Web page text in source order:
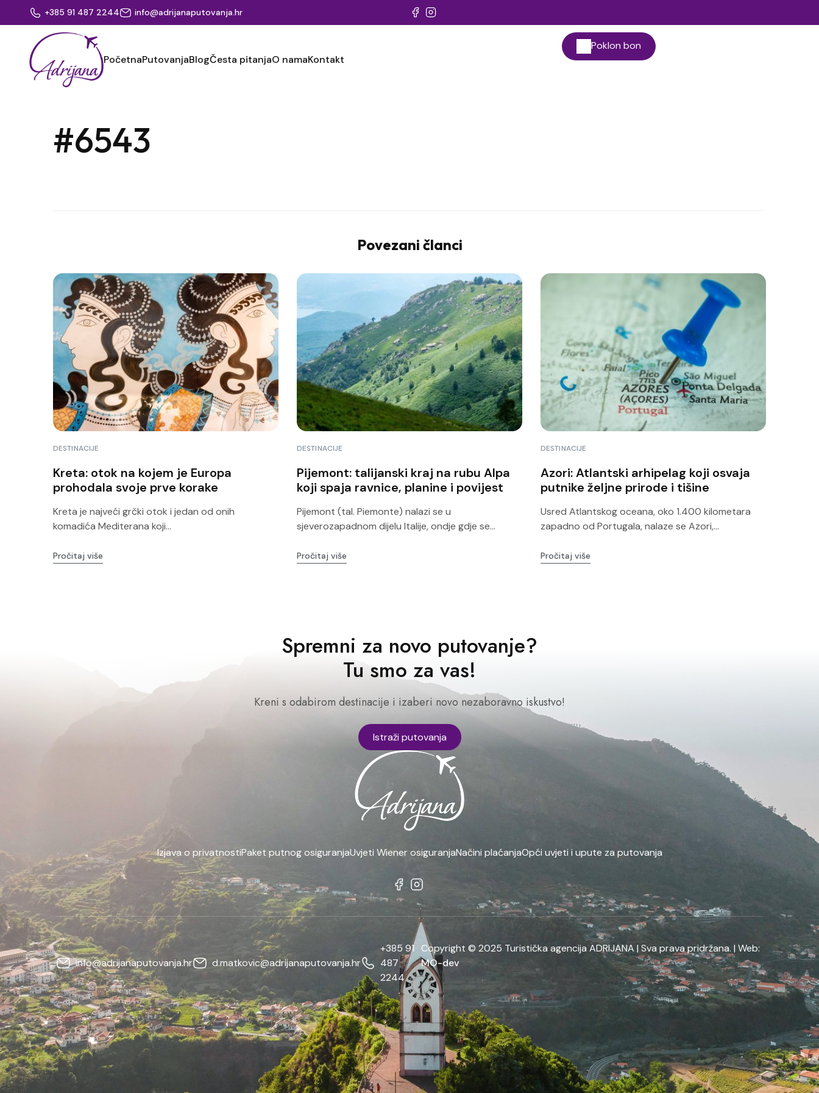
+385 91 487 2244 info@adrijanaputovanja.hr
PočetnaPutovanjaBlogČesta pitanjaO namaKontakt
Poklon bon
#6543
Povezani članci
DESTINACIJE
Kreta: otok na kojem je Europa
prohodala svoje prve korake
Kreta je najveći grčki otok i jedan od onih
komadića Mediterana koji...
Pročitaj više
DESTINACIJE
Pijemont: talijanski kraj na rubu Alpa
koji spaja ravnice, planine i povijest
Pijemont (tal. Piemonte) nalazi se u
sjeverozapadnom dijelu Italije, ondje gdje se...
Pročitaj više
DESTINACIJE
Azori: Atlantski arhipelag koji osvaja
putnike željne prirode i tišine
Usred Atlantskog oceana, oko 1.400 kilometara
zapadno od Portugala, nalaze se Azori,...
Pročitaj više
Spremni za novo putovanje?
Tu smo za vas!
Kreni s odabirom destinacije i izaberi novo nezaboravno iskustvo!
Istraži putovanja
Izjava o privatnostiPaket putnog osiguranjaUvjeti Wiener osiguranjaNačini plaćanjaOpći uvjeti i upute za putovanja
info@adrijanaputovanja.hr d.matkovic@adrijanaputovanja.hr
+385 91
487
2244
Copyright © 2025 Turistička agencija ADRIJANA | Sva prava pridržana. | Web:
MO-dev